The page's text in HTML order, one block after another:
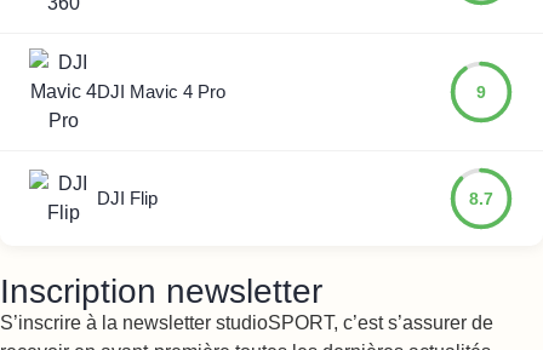
DJI Mavic 4 Pro 9
DJI Flip 8.7
Inscription newsletter
S’inscrire à la newsletter studioSPORT, c’est s’assurer de